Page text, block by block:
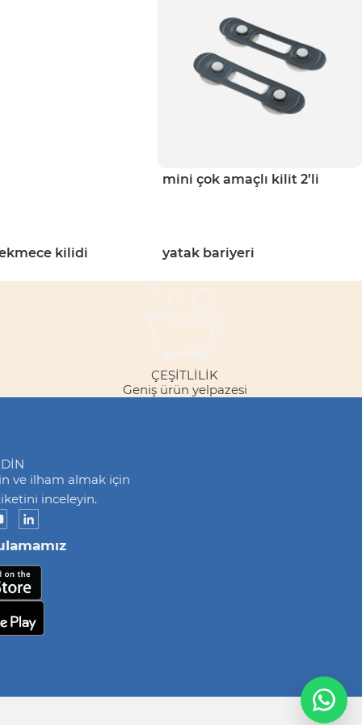
mini çok amaçlı kilit 2’li
kilidi yatak bariyeri
ÇEŞITLILIK
Geniş ürün yelpazesi
ve ilham almak için
inceleyin.